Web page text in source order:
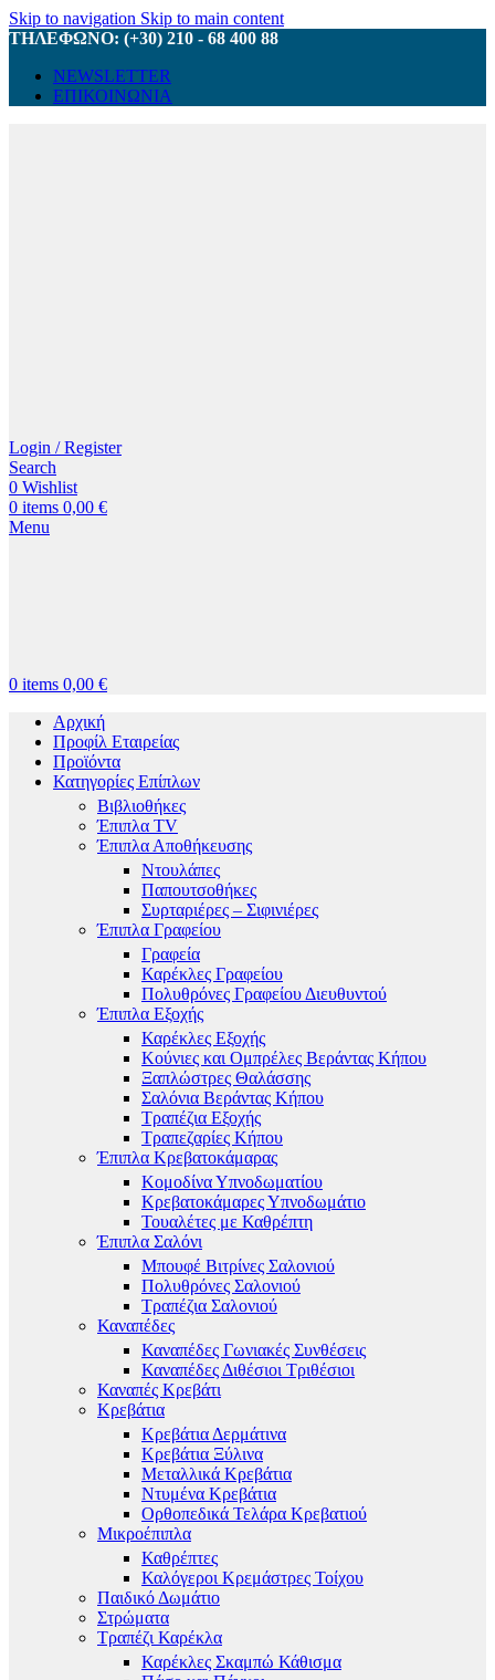
Skip to navigation Skip to main content
ΤΗΛΕΦΩΝΟ: (+30) 210 - 68 400 88
NEWSLETTER
ΕΠΙΚΟΙΝΩΝΙΑ
Login / Register
Search
0 Wishlist
0 items 0,00 €
Menu
0 items 0,00 €
Αρχική
Προφίλ Εταιρείας
Προϊόντα
Κατηγορίες Επίπλων
Βιβλιοθήκες
Έπιπλα TV
Έπιπλα Αποθήκευσης
Ντουλάπες
Παπουτσοθήκες
Συρταριέρες – Σιφινιέρες
Έπιπλα Γραφείου
Γραφεία
Καρέκλες Γραφείου
Πολυθρόνες Γραφείου Διευθυντού
Έπιπλα Εξοχής
Καρέκλες Εξοχής
Κούνιες και Ομπρέλες Βεράντας Κήπου
Ξαπλώστρες Θαλάσσης
Σαλόνια Βεράντας Κήπου
Τραπέζια Εξοχής
Τραπεζαρίες Κήπου
Έπιπλα Κρεβατοκάμαρας
Κομοδίνα Υπνοδωματίου
Κρεβατοκάμαρες Υπνοδωμάτιο
Τουαλέτες με Καθρέπτη
Έπιπλα Σαλόνι
Μπουφέ Βιτρίνες Σαλονιού
Πολυθρόνες Σαλονιού
Τραπέζια Σαλονιού
Καναπέδες
Καναπέδες Γωνιακές Συνθέσεις
Καναπέδες Διθέσιοι Τριθέσιοι
Καναπές Κρεβάτι
Κρεβάτια
Κρεβάτια Δερμάτινα
Κρεβάτια Ξύλινα
Μεταλλικά Κρεβάτια
Ντυμένα Κρεβάτια
Ορθοπεδικά Τελάρα Κρεβατιού
Μικροέπιπλα
Καθρέπτες
Καλόγεροι Κρεμάστρες Τοίχου
Παιδικό Δωμάτιο
Στρώματα
Τραπέζι Καρέκλα
Καρέκλες Σκαμπώ Κάθισμα